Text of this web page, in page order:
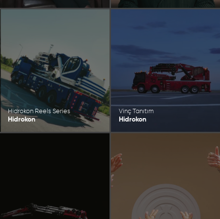
Hidrokon Reels Series
Hidrokon
Vinç Tanıtım
Hidrokon